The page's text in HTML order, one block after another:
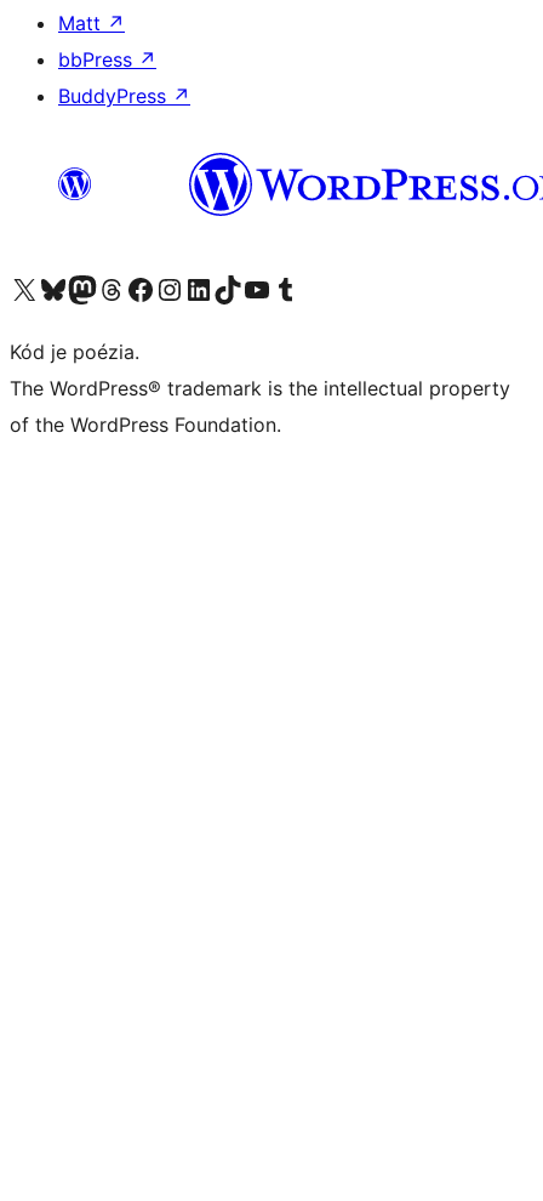
Matt ↗
bbPress ↗
BuddyPress ↗
Navštívte náš účet na X (predtým Twitter)
Navštívte náš účet na platforme Bluesky
Navštívte náš účet na Mastodone
Navštívte náš účet na platforme Threads
Navštívte našu stránku na Facebooku
Navštívte náš účet Instagram
Navštívte náš účet LinkedIn
Navštívte náš účet na platforme TikTok
Navštívte náš kanál YouTube
Navštívte náš účet na platforme Tumblr
Kód je poézia.
The WordPress® trademark is the intellectual property
of the WordPress Foundation.